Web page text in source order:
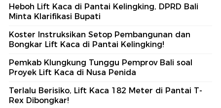
Heboh Lift Kaca di Pantai Kelingking, DPRD Bali
Minta Klarifikasi Bupati
Koster Instruksikan Setop Pembangunan dan
Bongkar Lift Kaca di Pantai Kelingking!
Pemkab Klungkung Tunggu Pemprov Bali soal
Proyek Lift Kaca di Nusa Penida
Terlalu Berisiko, Lift Kaca 182 Meter di Pantai T-
Rex Dibongkar!